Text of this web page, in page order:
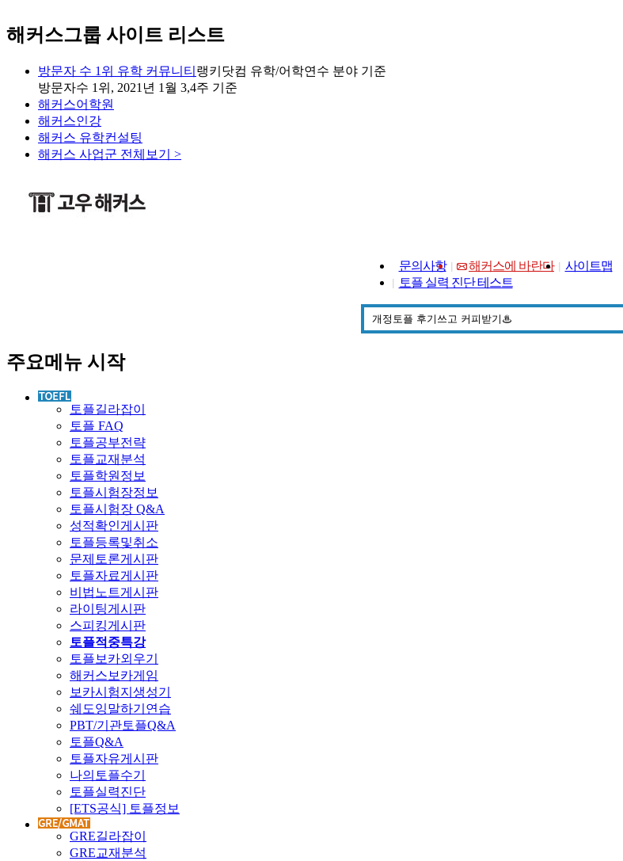
해커스그룹 사이트 리스트
방문자 수 1위 유학 커뮤니티 랭키닷컴 유학/어학연수 분야 기준
방문자수 1위, 2021년 1월 3,4주 기준
해커스어학원
해커스인강
해커스 유학컨설팅
해커스 사업군 전체보기 >
문의사항 해커스에 바란다
사이트맵
토플 실력 진단 테스트
주요메뉴 시작
토플길라잡이
토플 FAQ
토플공부전략
토플교재분석
토플학원정보
토플시험장정보
토플시험장 Q&A
성적확인게시판
토플등록및취소
문제토론게시판
토플자료게시판
비법노트게시판
라이팅게시판
스피킹게시판
토플적중특강
토플보카외우기
해커스보카게임
보카시험지생성기
쉐도잉말하기연습
PBT/기관토플Q&A
토플Q&A
토플자유게시판
나의토플수기
토플실력진단
[ETS공식] 토플정보
GRE길라잡이
GRE교재분석